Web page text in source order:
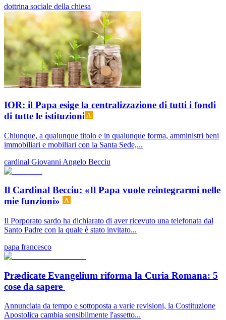
dottrina sociale della chiesa
IOR: il Papa esige la centralizzazione di tutti i fondi
di tutte le istituzioni
Chiunque, a qualunque titolo e in qualunque forma, amministri beni
immobiliari e mobiliari con la Santa Sede,...
cardinal Giovanni Angelo Becciu
Il Cardinal Becciu: «Il Papa vuole reintegrarmi nelle
mie funzioni»
Il Porporato sardo ha dichiarato di aver ricevuto una telefonata dal
Santo Padre con la quale è stato invitato...
papa francesco
Prædicate Evangelium riforma la Curia Romana: 5
cose da sapere
Annunciata da tempo e sottoposta a varie revisioni, la Costituzione
Apostolica cambia sensibilmente l'assetto...